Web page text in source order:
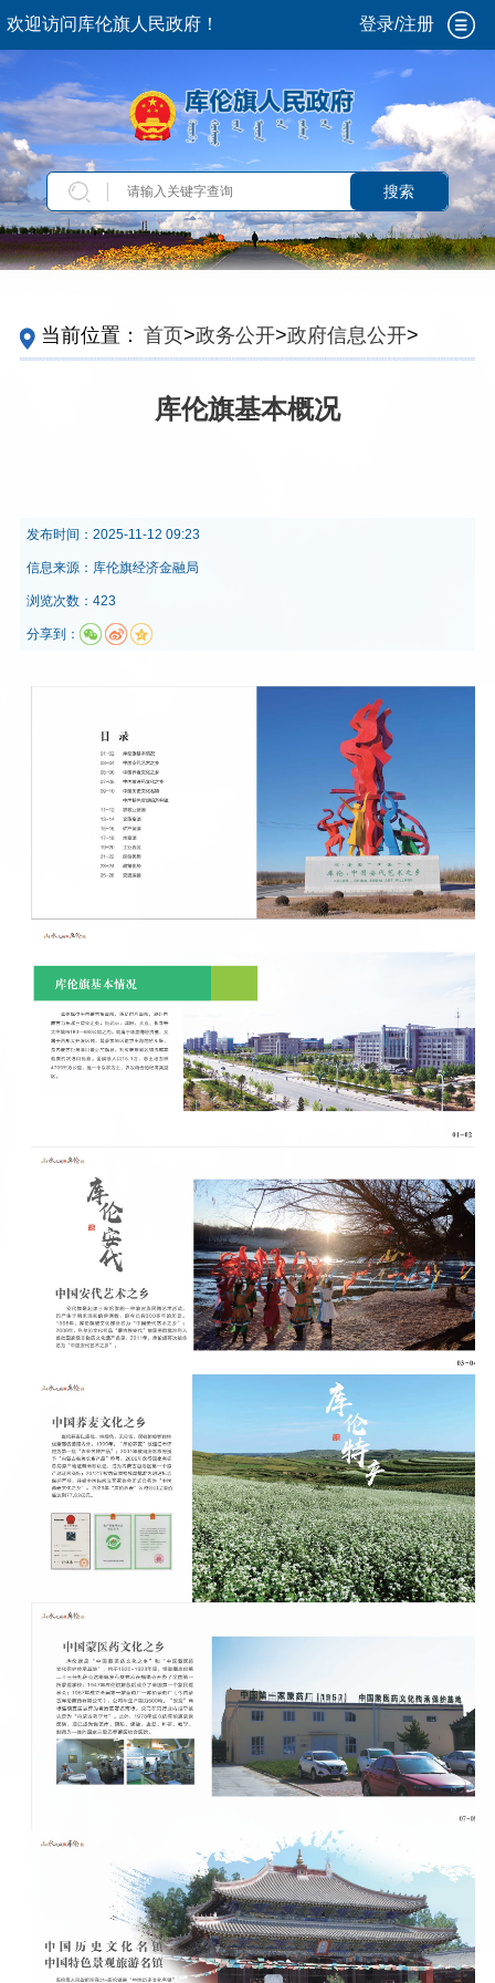
欢迎访问库伦旗人民政府！ 登录/注册
搜索
当前位置： 首页>政务公开>政府信息公开>
定主动公开内容>重点领域信息>招商引资>投
库伦旗基本概况
发布时间： 2025-11-12 09:23
信息来源： 库伦旗经济金融局
浏览次数：423
分享到：